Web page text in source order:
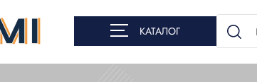
КАТАЛОГ